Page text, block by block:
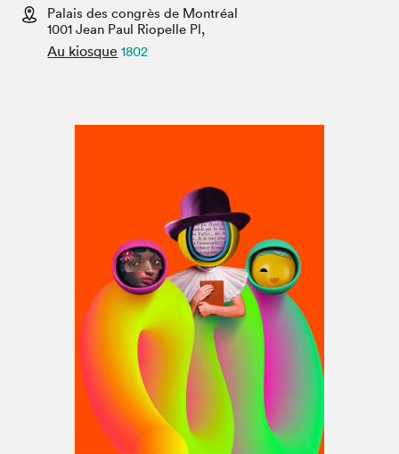
Espace médias
Palais des congrès de Montréal
1001 Jean Paul Riopelle Pl,
Au kiosque 1802